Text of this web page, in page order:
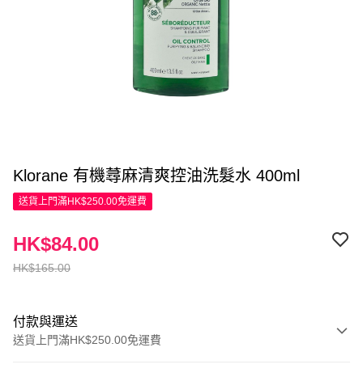
Klorane 有機蕁麻清爽控油洗髮水 400ml
送貨上門滿HK$250.00免運費
HK$165.00
HK$84.00
付款與運送
送貨上門滿HK$250.00免運費